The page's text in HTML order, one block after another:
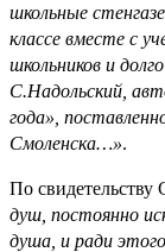
школьные
классе вместе с
школьников и
С.Надольский,
года»,
Смоленска…».
По
душ, постоянно
душа, и ради